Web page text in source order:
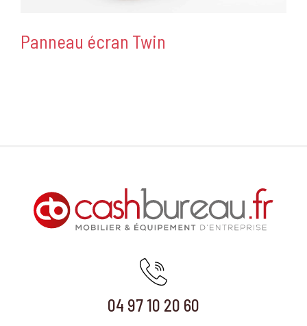
Panneau écran Twin
04 97 10 20 60